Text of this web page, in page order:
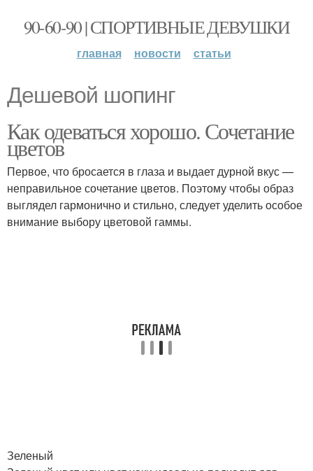
90-60-90 | СПОРТИВНЫЕ ДЕВУШКИ
главная новости статьи
Дешевой шопинг
Как одеваться хорошо. Сочетание
цветов
Первое, что бросается в глаза и выдает дурной вкус —
неправильное сочетание цветов. Поэтому чтобы образ
выглядел гармонично и стильно, следует уделить особое
внимание выбору цветовой гаммы.
Зеленый